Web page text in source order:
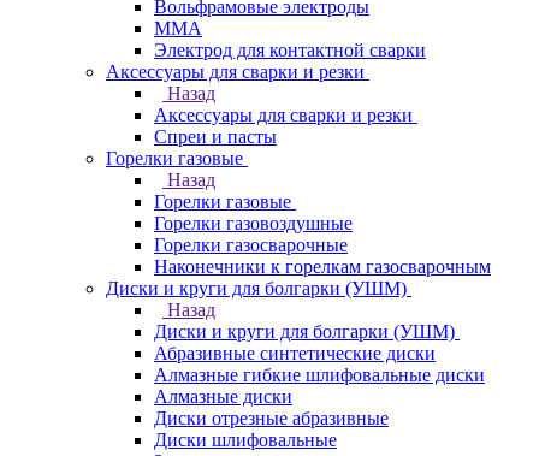
Вольфрамовые электроды
ММА
Электрод для контактной сварки
Аксессуары для сварки и резки
Назад
Аксессуары для сварки и резки
Спреи и пасты
Горелки газовые
Назад
Горелки газовые
Горелки газовоздушные
Горелки газосварочные
Наконечники к горелкам газосварочным
Диски и круги для болгарки (УШМ)
Назад
Диски и круги для болгарки (УШМ)
Абразивные синтетические диски
Алмазные гибкие шлифовальные диски
Алмазные диски
Диски отрезные абразивные
Диски шлифовальные